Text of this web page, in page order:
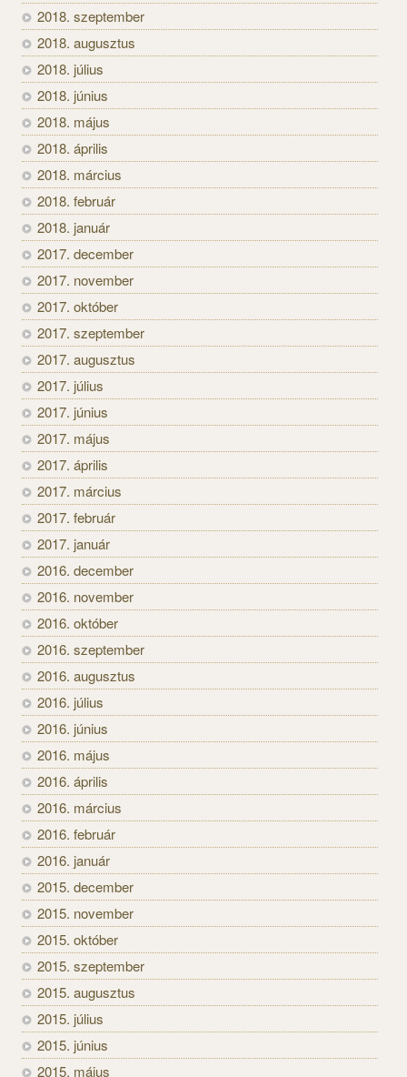
2018. szeptember
2018. augusztus
2018. július
2018. június
2018. május
2018. április
2018. március
2018. február
2018. január
2017. december
2017. november
2017. október
2017. szeptember
2017. augusztus
2017. július
2017. június
2017. május
2017. április
2017. március
2017. február
2017. január
2016. december
2016. november
2016. október
2016. szeptember
2016. augusztus
2016. július
2016. június
2016. május
2016. április
2016. március
2016. február
2016. január
2015. december
2015. november
2015. október
2015. szeptember
2015. augusztus
2015. július
2015. június
2015. május